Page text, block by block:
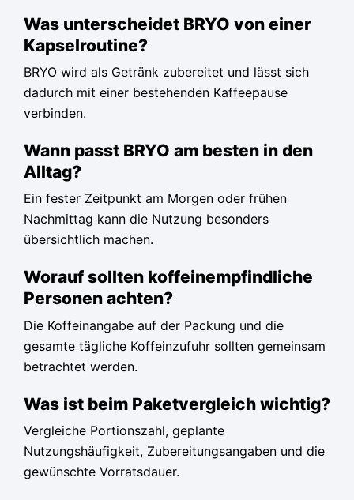
Was unterscheidet BRYO von einer
Kapselroutine?
BRYO wird als Getränk zubereitet und lässt sich
dadurch mit einer bestehenden Kaffeepause
verbinden.
Wann passt BRYO am besten in den
Alltag?
Ein fester Zeitpunkt am Morgen oder frühen
Nachmittag kann die Nutzung besonders
übersichtlich machen.
Worauf sollten koffeinempfindliche
Personen achten?
Die Koffeinangabe auf der Packung und die
gesamte tägliche Koffeinzufuhr sollten gemeinsam
betrachtet werden.
Was ist beim Paketvergleich wichtig?
Vergleiche Portionszahl, geplante
Nutzungshäufigkeit, Zubereitungsangaben und die
gewünschte Vorratsdauer.